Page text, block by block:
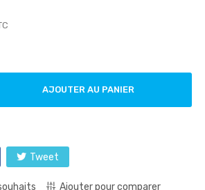
AJOUTER AU PANIER
Tweet
Ajouter pour comparer